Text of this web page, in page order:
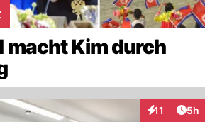
macht Kim durch
11 5h